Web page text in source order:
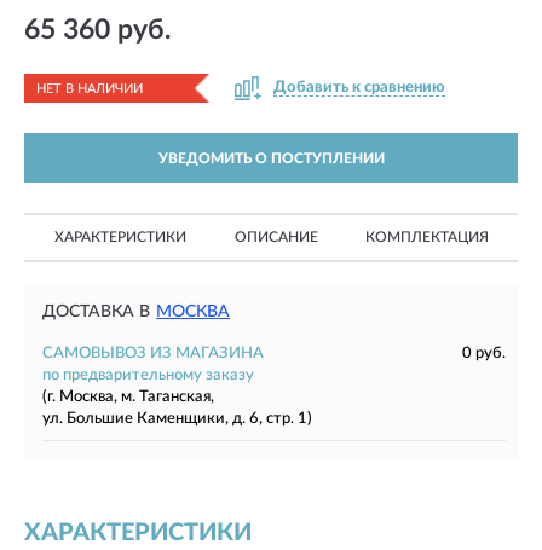
65 360 руб.
НЕТ В НАЛИЧИИ Добавить к сравнению
УВЕДОМИТЬ О ПОСТУПЛЕНИИ
ХАРАКТЕРИСТИКИ ОПИСАНИЕ КОМПЛЕКТАЦИЯ
ДОСТАВКА В МОСКВА
САМОВЫВОЗ ИЗ МАГАЗИНА
0 руб.
по предварительному заказу
(г. Москва, м. Таганская,
ул. Большие Каменщики, д. 6, стр. 1)
ХАРАКТЕРИСТИКИ